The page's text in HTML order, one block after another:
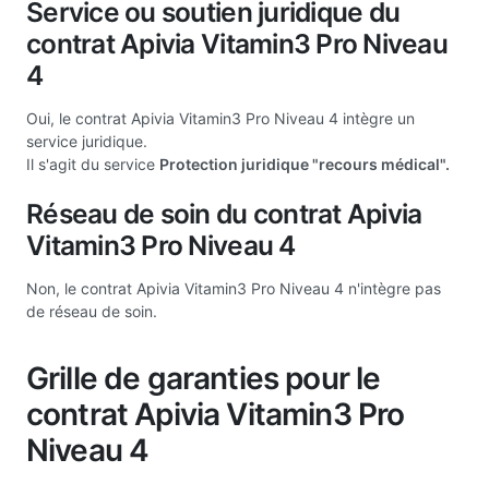
Service ou soutien juridique du
contrat Apivia Vitamin3 Pro Niveau
4
Oui, le contrat Apivia Vitamin3 Pro Niveau 4 intègre un
service juridique.
Il s'agit du service Protection juridique "recours médical".
Réseau de soin du contrat Apivia
Vitamin3 Pro Niveau 4
Non, le contrat Apivia Vitamin3 Pro Niveau 4 n'intègre pas
de réseau de soin.
Grille de garanties pour le
contrat Apivia Vitamin3 Pro
Niveau 4